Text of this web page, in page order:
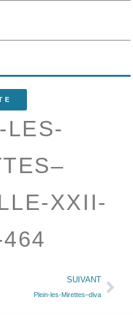
LES-
XXII-
SUIVANT
Plein-les-Mirettes–diva